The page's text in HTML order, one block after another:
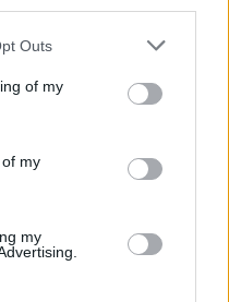
one or more Google
You may click to
its third-party tags to
in below Google
Outs
of my
my
my
"Mert az az
az ő
nehezek!"
*